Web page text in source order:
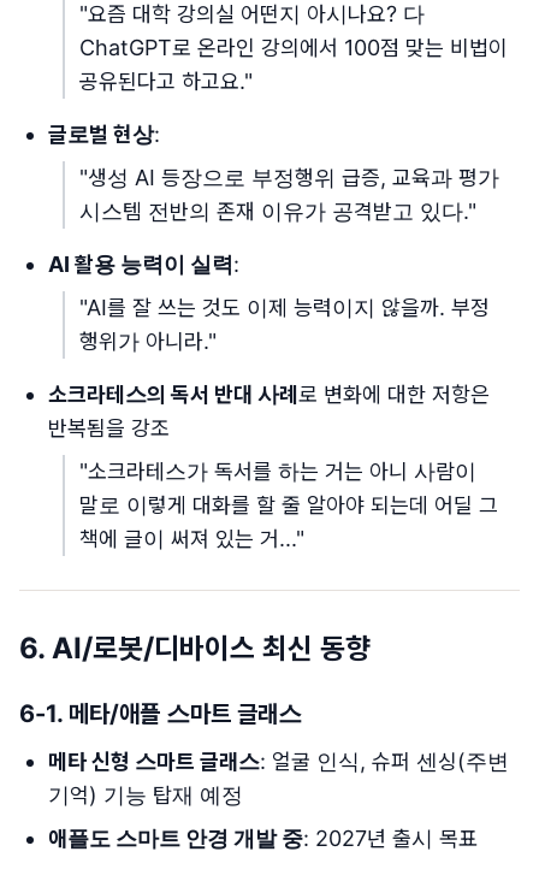
"요즘 대학 강의실 어떤지 아시나요? 다
ChatGPT로 온라인 강의에서 100점 맞는 비법이
공유된다고 하고요."
글로벌 현상:
"생성 AI 등장으로 부정행위 급증, 교육과 평가
시스템 전반의 존재 이유가 공격받고 있다."
AI 활용 능력이 실력:
"AI를 잘 쓰는 것도 이제 능력이지 않을까. 부정
행위가 아니라."
소크라테스의 독서 반대 사례 로 변화에 대한 저항은
반복됨을 강조
"소크라테스가 독서를 하는 거는 아니 사람이
말로 이렇게 대화를 할 줄 알아야 되는데 어딜 그
책에 글이 써져 있는 거..."
6. AI/로봇/디바이스 최신 동향
6-1. 메타/애플 스마트 글래스
메타 신형 스마트 글래스: 얼굴 인식, 슈퍼 센싱(주변
기억) 기능 탑재 예정
애플도 스마트 안경 개발 중: 2027년 출시 목표